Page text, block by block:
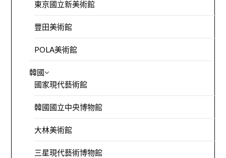
東京國立新美術館
豐田美術館
POLA美術館
韓國
國家現代藝術館
韓國國立中央博物館
大林美術館
三星現代藝術博物館